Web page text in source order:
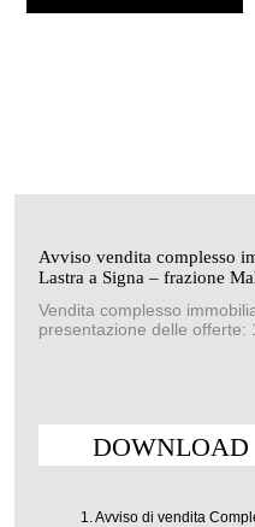
Avviso vendita complesso
Lastra a Signa – frazione
Vendita complesso
presentazione delle offerte:
DOWNLOAD
1. Avviso di vendita